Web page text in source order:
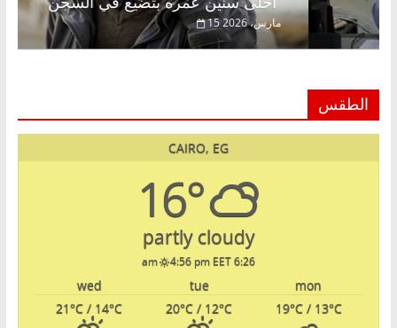
15 مارس، 2026
الطقس
CAIRO, EG
16°
partly cloudy
6:26 am
4:56 pm EET
mon
tue
wed
19°C/ 13°C
20°C / 12°C
21°C / 14°C